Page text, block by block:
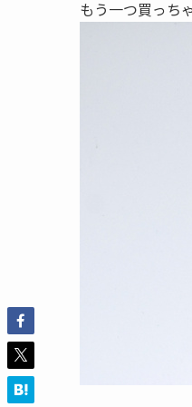
もう一つ買っち